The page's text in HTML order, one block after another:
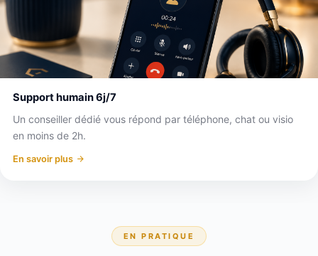
Support humain 6j/7
Un conseiller dédié vous répond par téléphone, chat ou visio
en moins de 2h.
En savoir plus
EN PRATIQUE